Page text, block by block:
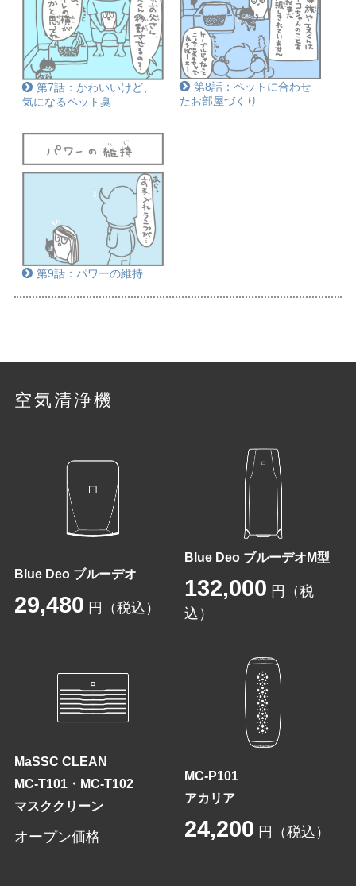
第7話：かわいいけど、
気になるペット臭
第8話：ペットに合わせ
たお部屋づくり
第9話：パワーの維持
空気清浄機
Blue Deo ブルーデオ
29,480 円（税込）
Blue Deo ブルーデオM型
132,000 円（税
込）
MaSSC CLEAN
MC-T101・MC-T102
マスククリーン
オープン価格
MC-P101
アカリア
24,200 円（税込）